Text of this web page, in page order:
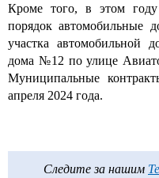
Кроме того, в этом
порядок автомобильные
участка автомобильной
дома №12 по улице
Муниципальные
апреля 2024 года.
Следите за нашим